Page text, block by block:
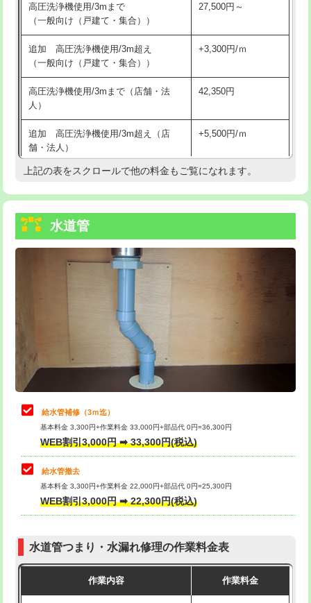
給水管工事※（支持金具設置)
給水管工事※（保温材使用（バンド止
め込み）)
5,500円
給水管工事※（土の掘削・埋め戻し作
業)
11,000円
給水管工事※（塩ビ管（VP・HI）使
用/3ｍまで)
33,000円
給水管工事※（塩ビ管（VP・HI）使
+8,800円
給水管工事※（ライニング鋼管・銅
管・ポリ管・HT管使用/3ｍまで)
給水管工事※（ライニング鋼管・銅
管・ポリ管・HT管使用/3ｍ超え)
排水管工事（土の掘削・埋め戻し作
11,000円~
排水管工事（排水管工事/3ｍまで） 55,000円
排水管工事（追加 排水管工事/3ｍ超
マス交換（土の掘削・埋め戻し作業）
マス交換（深さ50㎝未満）
マス交換（深さ50㎝以上）
コンクリート斫り（厚さ10㎝まで）
モルタル補修（厚さ10㎝超え） 38,500円
高圧洗浄機使用/3mまで
（一般向け（戸建て・集合））
27,500円～
追加 高圧洗浄機使用/3m超え
（一般向け（戸建て・集合））
+3,300円/ｍ
高圧洗浄機使用/3mまで（店舗・法
人）
42,350円
追加 高圧洗浄機使用/3m超え（店
舗・法人）
+5,500円/ｍ
高度高圧洗浄換 現地調査
トーラー機使用/3mまで
追加トーラー機使用/3m超え
33,000円
8,800円
止水・漏水調査・防水処理・清掃・修
理・調整・分解・加工など（軽作業）
11,000円
止水・漏水調査・防水処理・清掃・修
理・調整・分解・加工など（中作業）
止水・漏水調査・防水処理・清掃・修
理・調整・分解・加工など（重作業）
33,000円
その他部品の脱着
交換・取付（タンク）
式）)
式・ワンホール）)
上記の表をスクロールで他の料金もご覧になれます。
水道管
給水管補修（3ｍ迄）
基本料金 3,300円+作業料金 33,000円+部品代 0円=36,300円
WEB割引3,000円 ➡ 33,300円(税込)
給水管撤去
基本料金 3,300円+作業料金 22,000円+部品代 0円=25,300円
WEB割引3,000円 ➡ 22,300円(税込)
水道管つまり・水漏れ修理の作業料金表
作業内容 作業料金